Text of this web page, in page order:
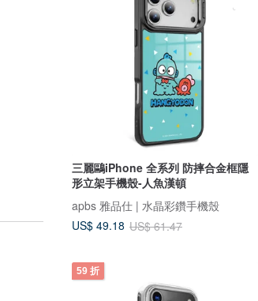
三麗鷗iPhone 全系列 防摔合金框隱
形立架手機殼-人魚漢頓
apbs 雅品仕 | 水晶彩鑽手機殼
US$ 49.18 US$ 61.47
59 折